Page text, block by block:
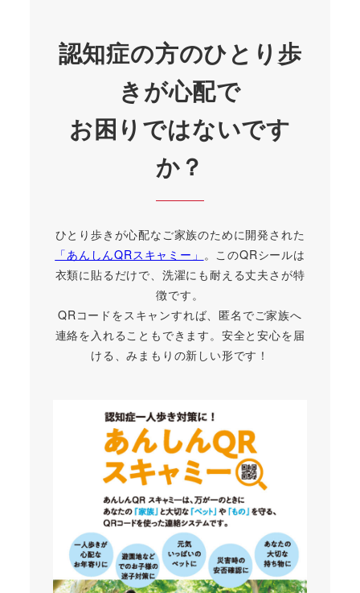
認知症の方のひとり歩
きが心配で
お困りではないです
か？
ひとり歩きが心配なご家族のために開発された
「あんしんQRスキャミー」 。このQRシールは
衣類に貼るだけで、洗濯にも耐える丈夫さが特
徴です。
QRコードをスキャンすれば、匿名でご家族へ
連絡を入れることもできます。安全と安心を届
ける、みまもりの新しい形です！